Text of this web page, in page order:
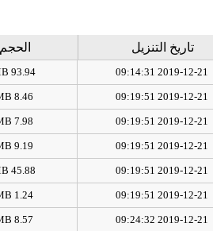
تاريخ التنزيل الحجم
2019-12-21 09:14:31
93.94 MB
2019-12-21 09:19:51
8.46 MB
2019-12-21 09:19:51
7.98 MB
2019-12-21 09:19:51
9.19 MB
2019-12-21 09:19:51
45.88 MB
2019-12-21 09:19:51
1.24 MB
2019-12-21 09:24:32
8.57 MB